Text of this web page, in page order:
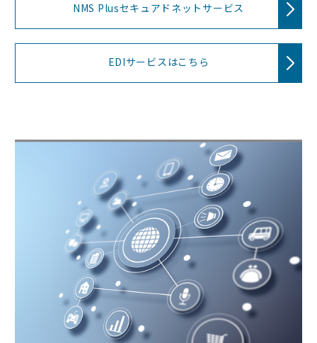
NMS Plusセキュアドネットサービス
EDIサービスはこちら